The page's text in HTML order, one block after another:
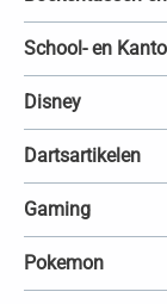
School- en
Disney
Dartsartikelen
Gaming
Pokemon